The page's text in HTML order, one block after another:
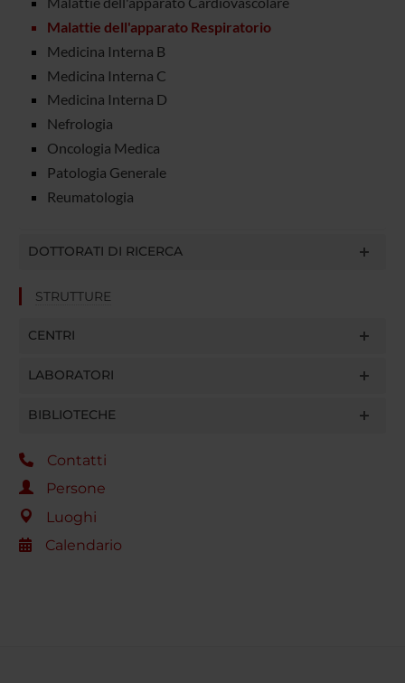
Malattie dell'apparato Respiratorio
Medicina Interna B
Medicina Interna C
Medicina Interna D
Nefrologia
Oncologia Medica
Patologia Generale
Reumatologia
DOTTORATI DI RICERCA
STRUTTURE
CENTRI
LABORATORI
BIBLIOTECHE
Contatti
Persone
Luoghi
Calendario